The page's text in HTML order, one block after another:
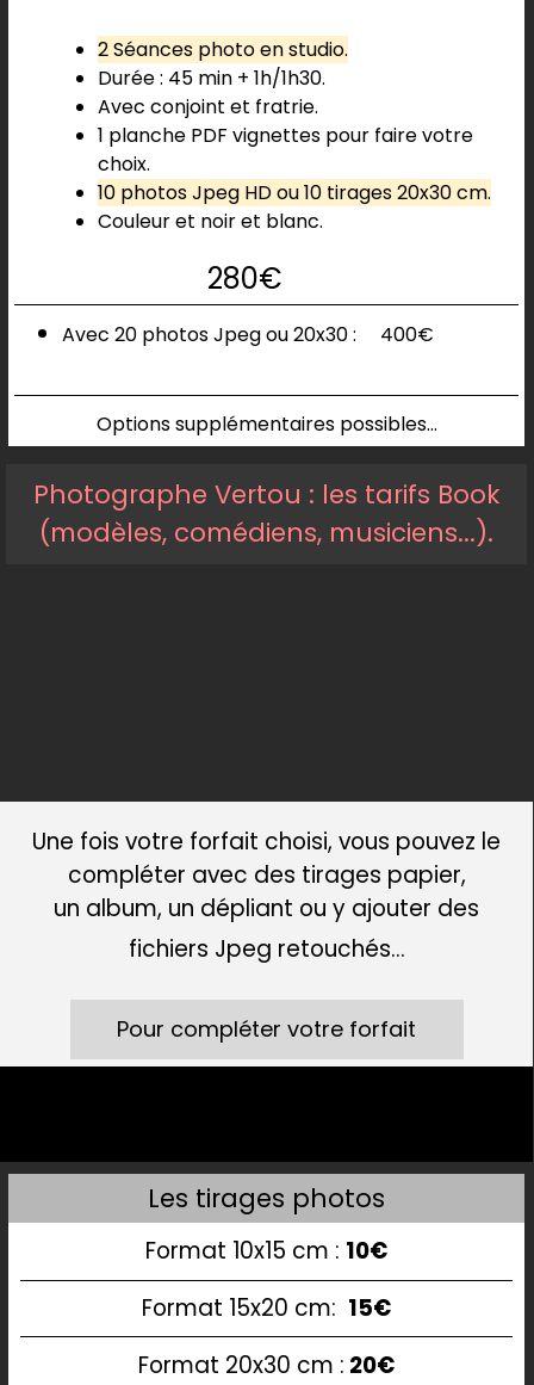
2 Séances photo en studio.
Durée : 45 min + 1h/1h30.
Avec conjoint et fratrie.
1 planche PDF vignettes pour faire votre
choix.
10 photos Jpeg HD ou 10 tirages 20x30 cm.
Couleur et noir et blanc.
280€
Avec 20 photosJpeg ou 20x30 : 400€
Options supplémentaires possibles...
Photographe Vertou : les tarifs Book
(modèles, comédiens, musiciens...).
Une fois votre forfait choisi, vous pouvez le
compléter avec des tirages papier,
un album, un dépliant ou y ajouter des
fichiers Jpeg retouchés...
Pour compléter votre forfait
Les tirages photos
Format 10x15 cm : 10€
Format 15x20 cm: 15€
Format 20x30 cm : 20€